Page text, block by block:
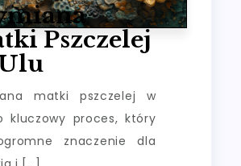
Pszczelej
matki pszczelej w
kluczowy proces, który
znaczenie dla